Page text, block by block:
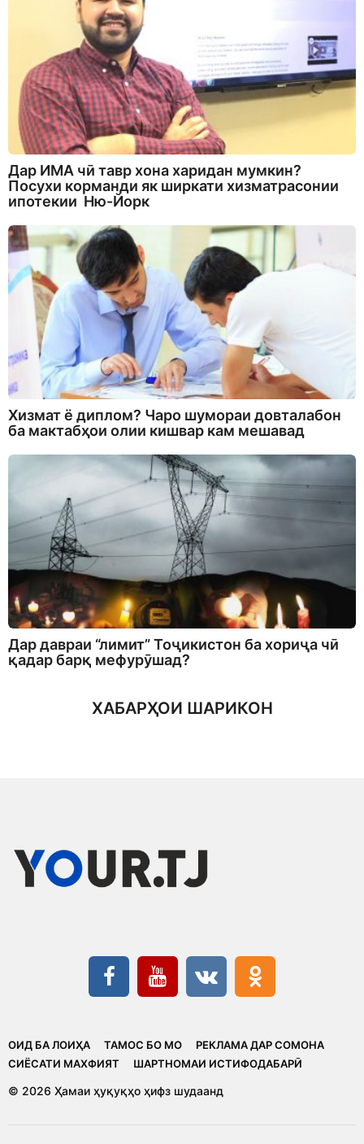
Дар ИМА чӣ тавр хона харидан мумкин?
Посухи корманди як ширкати хизматрасонии
ипотекии Ню-Йорк
Хизмат ё диплом? Чаро шумораи довталабон
ба мактабҳои олии кишвар кам мешавад
Дар давраи “лимит” Тоҷикистон ба хориҷа чӣ
қадар барқ мефурӯшад?
ХАБАРҲОИ ШАРИКОН
ОИД БА ЛОИҲА ТАМОС БО МО
РЕКЛАМА ДАР СОМОНА
CИЁСАТИ МАХФИЯТ
ШАРТНОМАИ ИСТИФОДАБАРӢ
© 2026 Ҳамаи ҳуқуқҳо ҳифз шудаанд